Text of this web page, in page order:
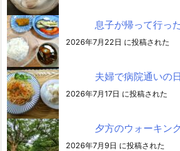
息子が帰って行っ
2026年7月22日 に投稿された
夫婦で病院通いの
2026年7月17日 に投稿された
夕方のウォーキン
2026年7月9日 に投稿された